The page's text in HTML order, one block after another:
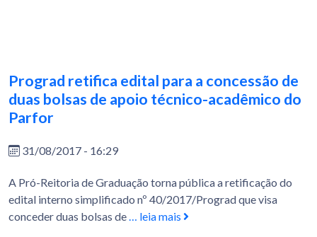
Prograd retifica edital para a concessão de
duas bolsas de apoio técnico-acadêmico do
Parfor
31/08/2017 - 16:29
A Pró-Reitoria de Graduação torna pública a retificação do
edital interno simplificado nº 40/2017/Prograd que visa
conceder duas bolsas de
… leia mais